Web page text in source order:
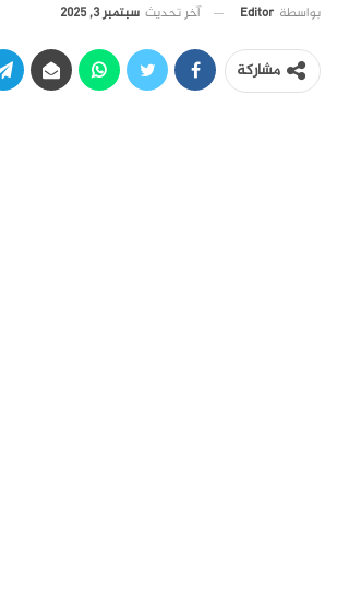
بواسطة Editor آخر تحديث سبتمبر 3, 2025
مشاركة